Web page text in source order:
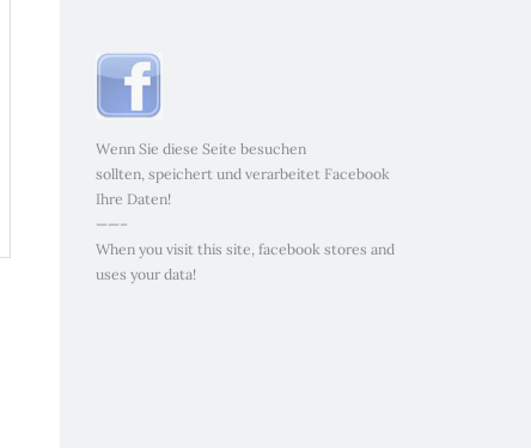
Wenn Sie diese Seite besuchen
sollten, speichert und verarbeitet Facebook
Ihre Daten!
——–
When you visit this site, facebook stores and
uses your data!